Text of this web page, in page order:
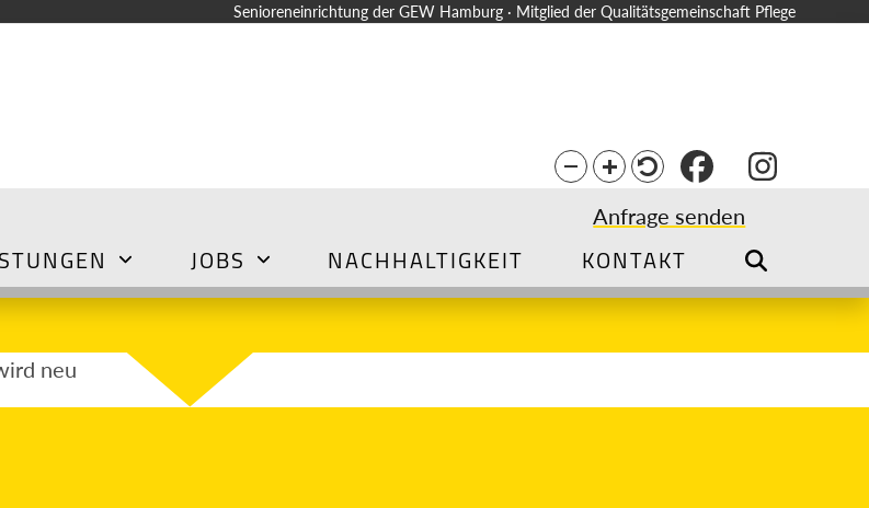
Senioreneinrichtung der GEW Hamburg · Mitglied der Qualitätsgemeinschaft Pflege
Facebook
Anfrage senden
JOBS NACHHALTIGKEIT KONTAKT
neu